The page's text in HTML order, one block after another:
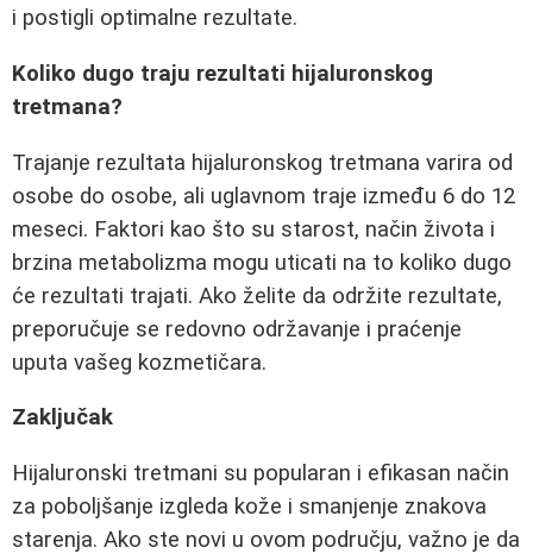
i postigli optimalne rezultate.
Koliko dugo traju rezultati hijaluronskog
tretmana?
Trajanje rezultata hijaluronskog tretmana varira od
osobe do osobe, ali uglavnom traje između 6 do 12
meseci. Faktori kao što su starost, način života i
brzina metabolizma mogu uticati na to koliko dugo
će rezultati trajati. Ako želite da održite rezultate,
preporučuje se redovno održavanje i praćenje
uputa vašeg kozmetičara.
Zaključak
Hijaluronski tretmani su popularan i efikasan način
za poboljšanje izgleda kože i smanjenje znakova
starenja. Ako ste novi u ovom području, važno je da